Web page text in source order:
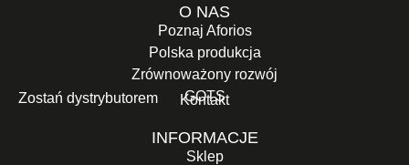
O NAS
Poznaj Aforios
Polska produkcja
Zrównoważony rozwój
GOTS
Zostań dystrybutorem Kontakt
INFORMACJE
Sklep